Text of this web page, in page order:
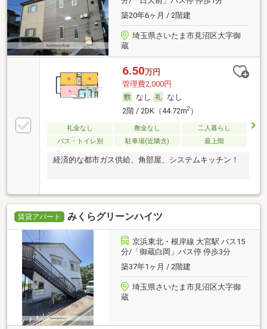
築20年6ヶ月 / 2階建
埼玉県さいたま市見沼区大字御
蔵
6.50万円
管理費2,000円
なし
なし
2階 / 2DK（44.72m2）
礼金なし 敷金なし
二人暮らし
バス・トイレ別
駐車場(近隣含) 最上階
経済的な都市ガス供給、角部屋、システムキッチン！
賃貸アパート みくらグリーンハイツ
京浜東北・根岸線 大宮駅 バス15
分/「御蔵白岡」バス停 停歩3分
築37年1ヶ月 / 2階建
埼玉県さいたま市見沼区大字御
蔵